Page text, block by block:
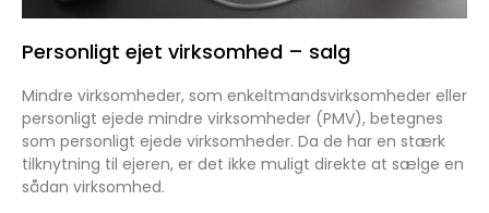
Personligt ejet virksomhed – salg
Mindre virksomheder, som enkeltmandsvirksomheder eller
personligt ejede mindre virksomheder (PMV), betegnes
som personligt ejede virksomheder. Da de har en stærk
tilknytning til ejeren, er det ikke muligt direkte at sælge en
sådan virksomhed.